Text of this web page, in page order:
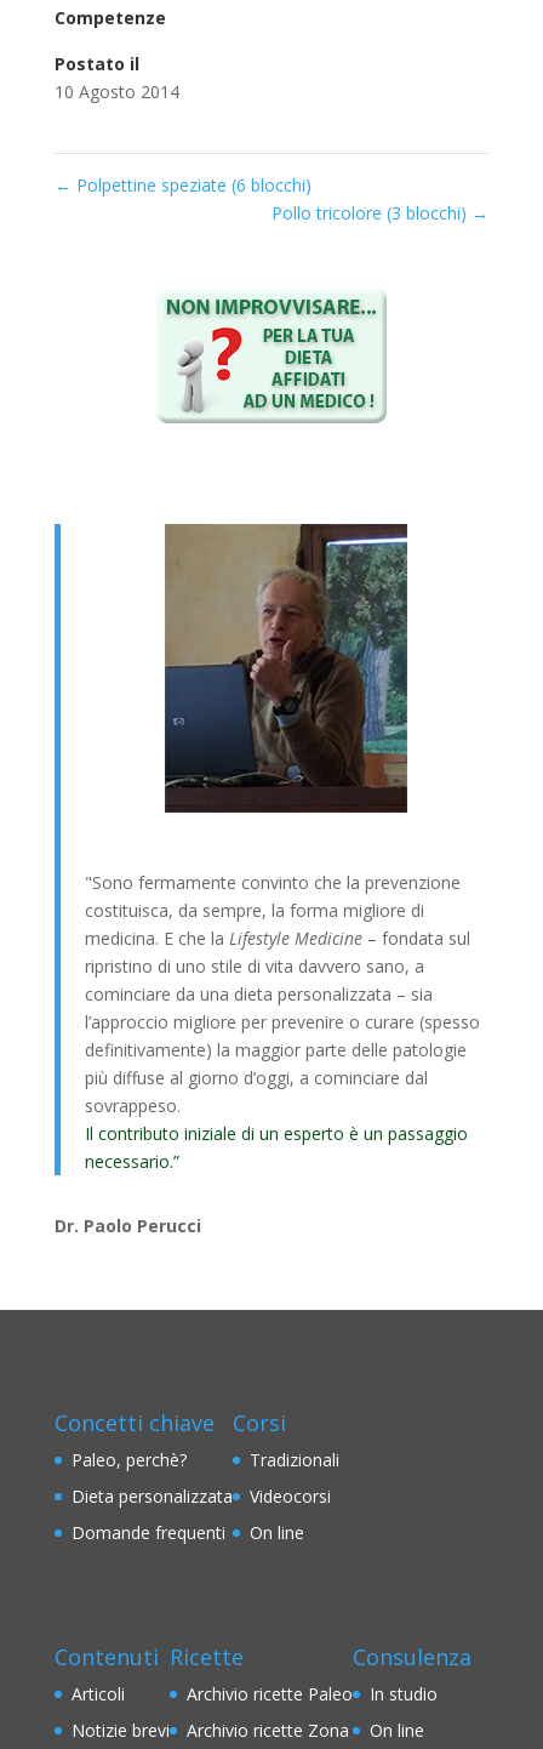
Competenze
Postato il
10 Agosto 2014
← Polpettine speziate (6 blocchi)
Pollo tricolore (3 blocchi) →
"Sono fermamente convinto che la prevenzione
costituisca, da sempre, la forma migliore di
medicina. E che la Lifestyle Medicine – fondata sul
ripristino di uno stile di vita davvero sano, a
cominciare da una dieta personalizzata – sia
l’approccio migliore per prevenire o curare (spesso
definitivamente) la maggior parte delle patologie
più diffuse al giorno d’oggi, a cominciare dal
sovrappeso.
Il contributo iniziale di un esperto è un passaggio
necessario.”
Dr. Paolo Perucci
Concetti chiave
Paleo, perchè?
Dieta personalizzata
Domande frequenti
Corsi
Tradizionali
Videocorsi
On line
Contenuti
Articoli
Notizie brevi
Ricette
Archivio ricette Paleo
Archivio ricette Zona
Consulenza
In studio
On line